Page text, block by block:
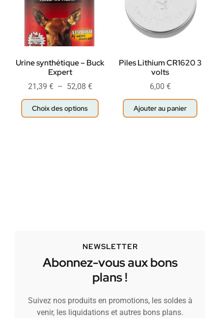
Urine synthétique – Buck
Expert
21,39 € – 52,08 €
Choix des options
Piles Lithium CR1620 3
volts
6,00 €
Ajouter au panier
NEWSLETTER
Abonnez-vous aux bons
plans !
Suivez nos produits en promotions, les soldes à
venir, les liquidations et autres bons plans.